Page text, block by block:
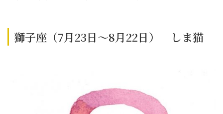
獅子座（7月23日～8月22日） しま猫